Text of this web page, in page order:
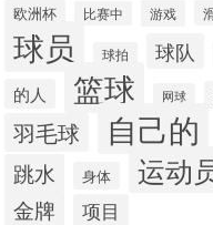
欧洲杯 比赛中 游戏
球员 球拍 球队
的人 篮球 网球
羽毛球 自己的
跳水 身体 运动
金牌 项目